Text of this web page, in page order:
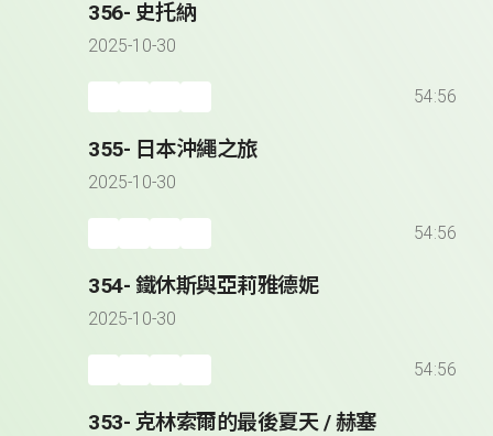
356- 史托納
2025-10-30
54:56
355- 日本沖繩之旅
2025-10-30
54:56
354- 鐵休斯與亞莉雅德妮
2025-10-30
54:56
353- 克林索爾的最後夏天 / 赫塞